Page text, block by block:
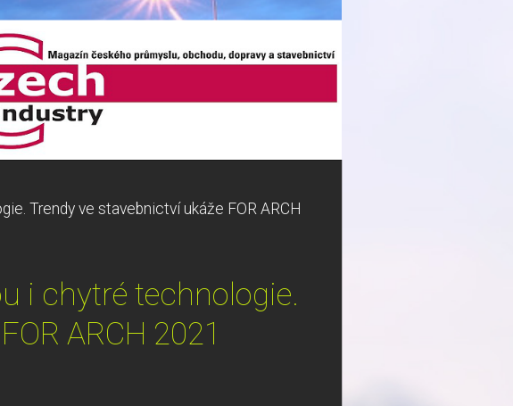
Trendy ve stavebnictví ukáže FOR ARCH
i chytré technologie.
ARCH 2021